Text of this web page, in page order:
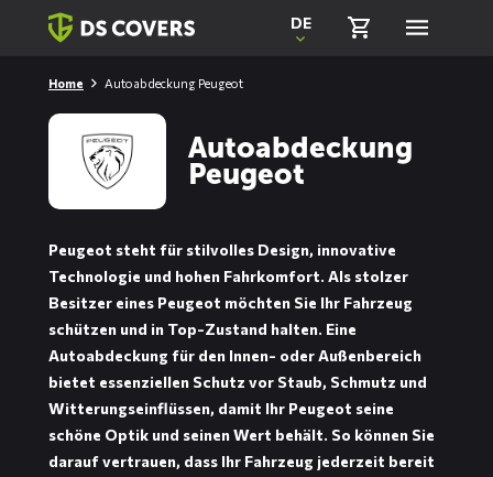
Skiplinks
DE
Home Autoabdeckung Peugeot
Autoabdeckung
Peugeot
Peugeot steht für stilvolles Design, innovative
Technologie und hohen Fahrkomfort. Als stolzer
Besitzer eines Peugeot möchten Sie Ihr Fahrzeug
schützen und in Top-Zustand halten. Eine
Autoabdeckung für den Innen- oder Außenbereich
bietet essenziellen Schutz vor Staub, Schmutz und
Witterungseinflüssen, damit Ihr Peugeot seine
schöne Optik und seinen Wert behält. So können Sie
darauf vertrauen, dass Ihr Fahrzeug jederzeit bereit